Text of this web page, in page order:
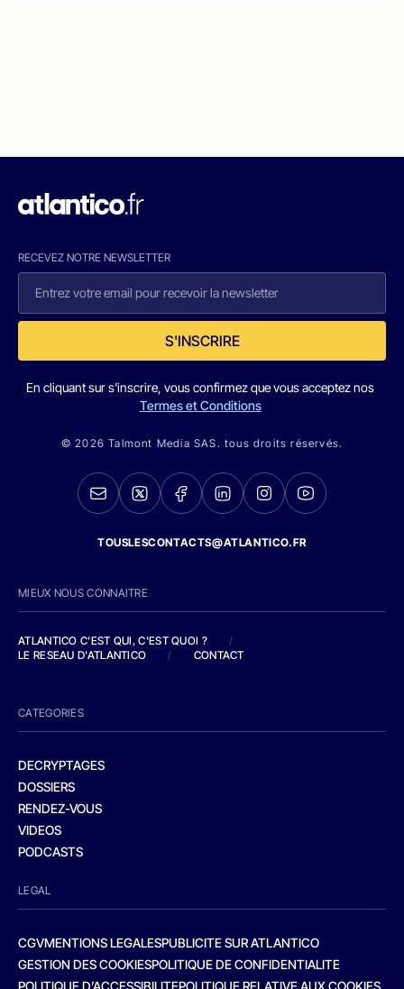
RECEVEZ NOTRE NEWSLETTER
S'INSCRIRE
En cliquant sur s'inscrire, vous confirmez que vous acceptez nos
Termes et Conditions
© 2026 Talmont Media SAS. tous droits réservés.
TOUSLESCONTACTS@ATLANTICO.FR
MIEUX NOUS CONNAITRE
ATLANTICO C'EST QUI, C'EST QUOI ?
/
LE RESEAU D'ATLANTICO
/ CONTACT
CATEGORIES
DECRYPTAGES
DOSSIERS
RENDEZ-VOUS
VIDEOS
PODCASTS
LEGAL
CGVMENTIONS LEGALESPUBLICITE SUR ATLANTICO
GESTION DES COOKIESPOLITIQUE DE CONFIDENTIALITE